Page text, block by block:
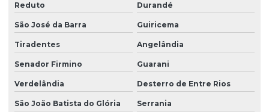
Reduto Durandé
São José da Barra Guiricema
Tiradentes Angelândia
Senador Firmino Guarani
Verdelândia Desterro de Entre Rios
São João Batista do Glória Serrania